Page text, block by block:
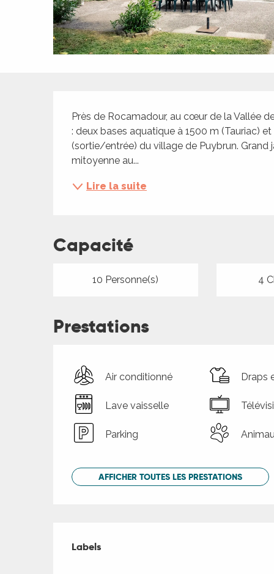
Description
Près de Rocamadour, au cœur de la Vallée
: deux bases aquatique à 1500 m (Tauriac)
(sortie/entrée) du village de Puybrun. Grand
mitoyenne au...
Lire la suite
Capacité
10 Personne(s) 4
Prestations
Air conditionné Draps
Lave vaisselle
Parking
AFFICHER TOUTES LES PRESTATIONS
Offres de
Labels
Labels